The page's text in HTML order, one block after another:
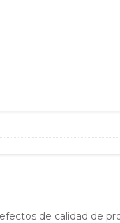
de calidad de